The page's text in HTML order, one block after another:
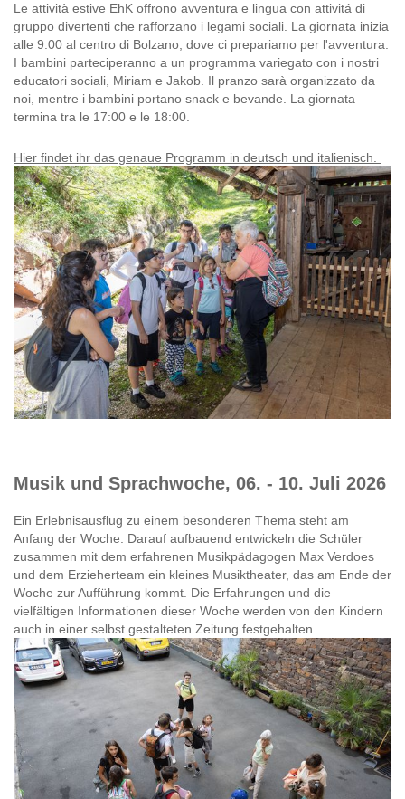
Le attività estive EhK offrono avventura e lingua con attivitá di
gruppo divertenti che rafforzano i legami sociali. La giornata inizia
alle 9:00 al centro di Bolzano, dove ci prepariamo per l'avventura.
I bambini parteciperanno a un programma variegato con i nostri
educatori sociali, Miriam e Jakob. Il pranzo sarà organizzato da
noi, mentre i bambini portano snack e bevande. La giornata
termina tra le 17:00 e le 18:00.
Hier findet ihr das genaue Programm in deutsch und italienisch.
Musik und Sprachwoche, 06. - 10. Juli 2026
Ein Erlebnisausflug zu einem besonderen Thema steht am
Anfang der Woche. Darauf aufbauend entwickeln die Schüler
zusammen mit dem erfahrenen Musikpädagogen Max Verdoes
und dem Erzieherteam ein kleines Musiktheater, das am Ende der
Woche zur Aufführung kommt. Die Erfahrungen und die
vielfältigen Informationen dieser Woche werden von den Kindern
auch in einer selbst gestalteten Zeitung festgehalten.